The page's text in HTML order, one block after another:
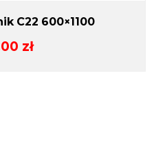
C22 600×1100
zł